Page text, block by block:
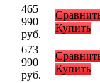
465
990
руб.
Купить
673
990
руб.
Купить